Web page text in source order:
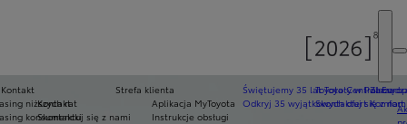
Świętujemy 35 lat Toyoty w Polsce
Odkryj 35 wyjątkowych ofert
Kontakt
Kontakt
Skontaktuj się z nami
Toyota Central
Skontaktuj się z
niższych rat
konsumencki
Komfort
Strefa klienta
Aplikacja MyToyota
Instrukcje obsługi